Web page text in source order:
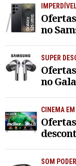
no
SUPER
no
CINEMA
SOM